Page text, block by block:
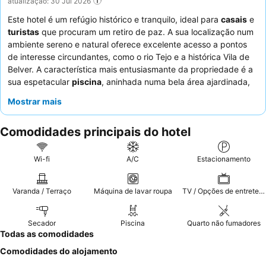
Este hotel é um refúgio histórico e tranquilo, ideal para casais e
turistas que procuram um retiro de paz. A sua localização num
ambiente sereno e natural oferece excelente acesso a pontos
de interesse circundantes, como o rio Tejo e a histórica Vila de
Belver. A característica mais entusiasmante da propriedade é a
sua espetacular piscina, aninhada numa bela área ajardinada,
serviço atencioso e simpático do
frescos e locais. Para uma experiência verdadeiramente serena,
considere pedir um quarto virado para o jardim.
Mostrar mais
Comodidades principais do hotel
Wi-fi A/C Estacionamento
Varanda / Terraço Máquina de lavar roupa TV / Opções de entretenimento
Secador Piscina Quarto não fumadores
Todas as comodidades
Comodidades do alojamento